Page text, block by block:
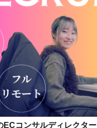
ECコンサルディレクター